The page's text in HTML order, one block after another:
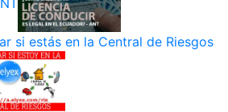
si estás en la Central de Riesgos